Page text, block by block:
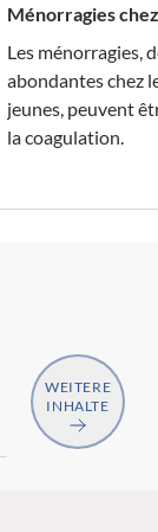
Ménorragies
Les ménorragies,
abondantes chez
jeunes, peuvent
la coagulation.
WEITERE
INHALTE